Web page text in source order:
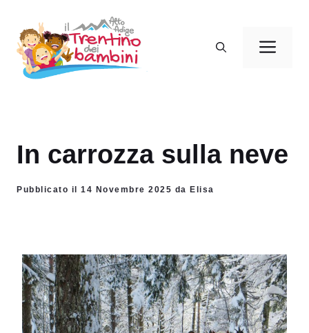
contenuto
In carrozza sulla neve
Pubblicato il 14 Novembre 2025 da Elisa